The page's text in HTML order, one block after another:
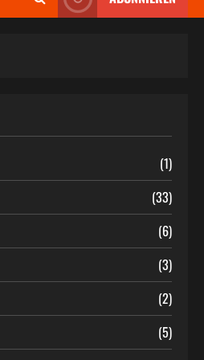
(1)
(33)
(6)
(3)
(2)
(5)